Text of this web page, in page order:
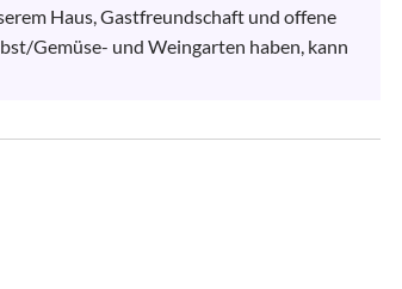
Haus, Gastfreundschaft und offene
Gemüse- und Weingarten haben, kann